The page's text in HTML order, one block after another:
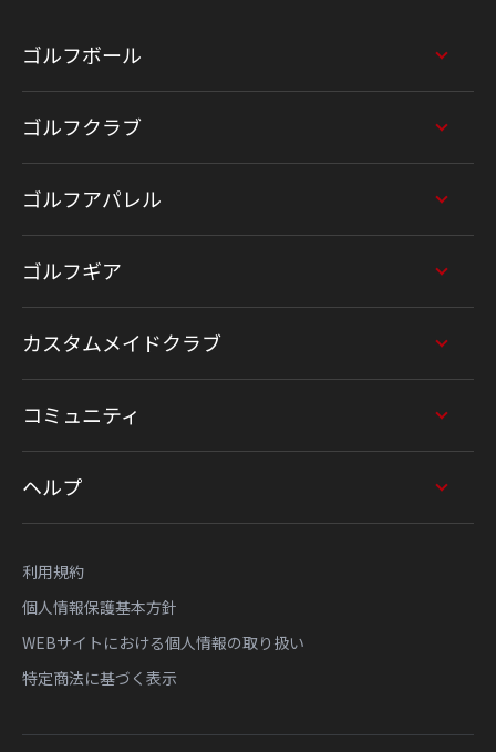
ゴルフボール
ゴルフクラブ
ゴルフアパレル
ゴルフギア
カスタムメイドクラブ
コミュニティ
ヘルプ
利用規約
個人情報保護基本方針
WEBサイトにおける個人情報の取り扱い
特定商法に基づく表示